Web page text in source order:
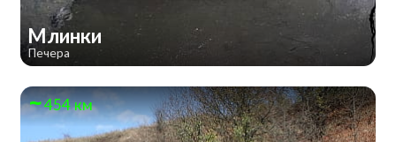
Млинки
Печера
454 км